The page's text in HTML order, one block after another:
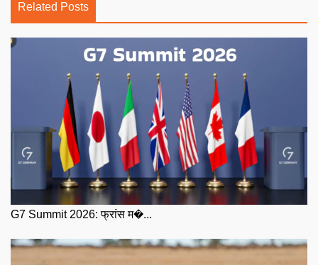
Related Posts
G7 Summit 2026: फ्रांस म�...